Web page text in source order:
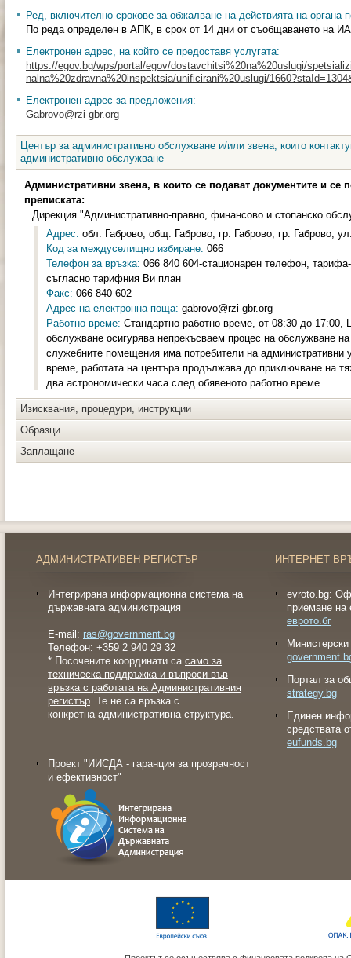
Ред, включително срокове за обжалване на действията на органа
По реда определен в АПК, в срок от 14 дни от съобщаването на
Електронен адрес, на който се предоставя услугата:
https://egov.bg/wps/portal/egov/dostavchitsi%20na%20uslugi/
nalna%20zdravna%20inspektsia/unificirani%20uslugi/
Електронен адрес за предложения:
Gabrovo@rzi-gbr.org
Център за административно обслужване и/или звена, които
административно обслужване
Административни звена, в които се подават документите и се
преписката:
Дирекция "Административно-правно, финансово и стопанско
Адрес: обл. Габрово, общ. Габрово, гр. Габрово, гр. Габрово,
Код за междуселищно избиране: 066
Телефон за връзка: 066 840 604-стационарен телефон,
съгласно тарифния Ви план
Факс: 066 840 602
Адрес на електронна поща: gabrovo@rzi-gbr.org
Работно време: Стандартно работно време, от 08:30 до 17:00,
обслужване осигурява непрекъсваем процес на обслужване
служебните помещения има потребители на административни
време, работата на центъра продължава до приключване на
два астрономически часа след обявеното работно време.
Изисквания, процедури, инструкции
Образци
Заплащане
АДМИНИСТРАТИВЕН РЕГИСТЪР
Интегрирана информационна система на
държавната администрация
E-mail: ras@government.bg
Телефон: +359 2 940 29 32
* Посочените координати са само за
техническа поддръжка и въпроси във
връзка с работата на Административния
регистър. Те не са връзка с
конкретна административна структура.
Проект "ИИСДА - гаранция за прозрачност
и ефективност"
ИНТЕРНЕТ
evroto.bg:
приемане на
еврото.бг
Портал за
strategy.bg
Eдинен
средствата
eufunds.bg